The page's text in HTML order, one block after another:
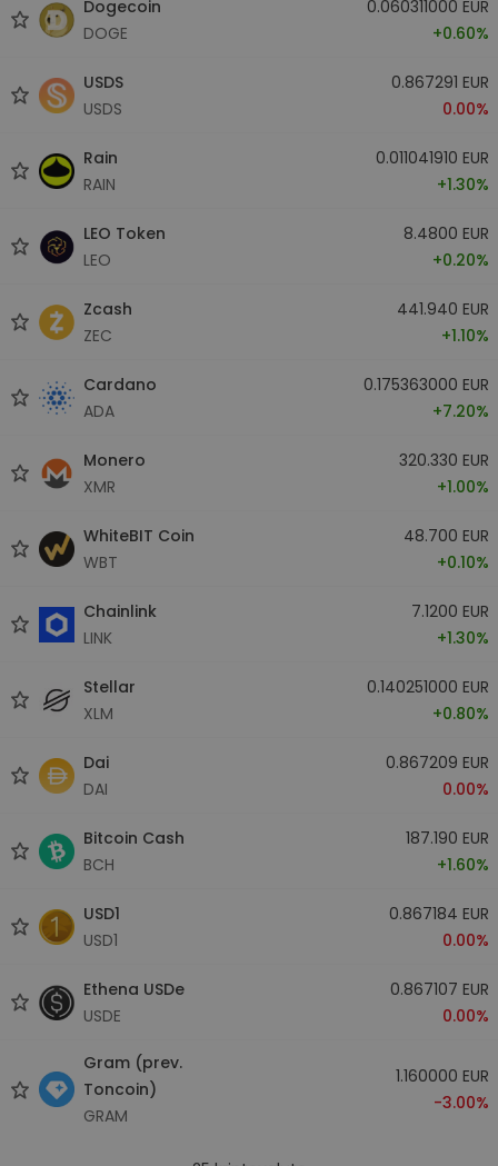
Dogecoin
DOGE
0.060311000 EUR
+0.60%
USDS
USDS
0.867291 EUR
0.00%
Rain
RAIN
0.011041910 EUR
+1.30%
LEO Token
LEO
8.4800 EUR
+0.20%
Zcash
ZEC
441.940 EUR
+1.10%
Cardano
ADA
0.175363000 EUR
+7.20%
Monero
XMR
320.330 EUR
+1.00%
WhiteBIT Coin
WBT
48.700 EUR
+0.10%
Chainlink
LINK
7.1200 EUR
+1.30%
Stellar
XLM
0.140251000 EUR
+0.80%
Dai
DAI
0.867209 EUR
0.00%
Bitcoin Cash
BCH
187.190 EUR
+1.60%
USD1
USD1
0.867184 EUR
0.00%
Ethena USDe
USDE
0.867107 EUR
0.00%
Gram (prev.
Toncoin)
GRAM
1.160000 EUR
-3.00%